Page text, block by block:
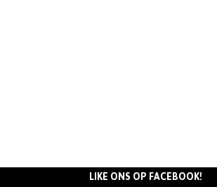
LIKE ONS OP FACEBOOK!